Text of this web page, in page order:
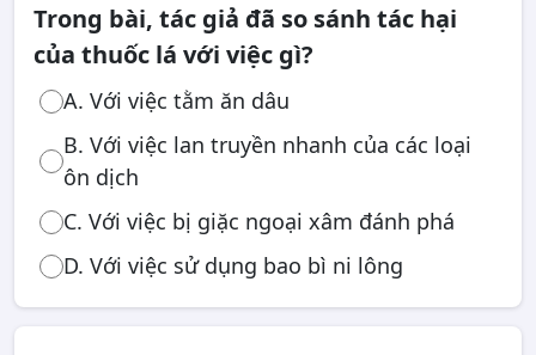
Trong bài, tác giả đã so sánh tác hại
của thuốc lá với việc gì?
A. Với việc tằm ăn dâu
B. Với việc lan truyền nhanh của các loại
ôn dịch
C. Với việc bị giặc ngoại xâm đánh phá
D. Với việc sử dụng bao bì ni lông